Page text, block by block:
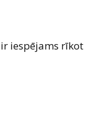
iespējams rīkot